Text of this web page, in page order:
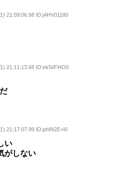
) 21:09:06.98 ID:j4HV01180
) 21:11:13.68 ID:ek5i/FHO0
) 21:17:07.99 ID:phIN2E+I0
い
がしない